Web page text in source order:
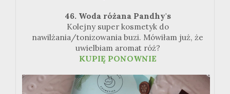
46. Woda różana Pandhy's
Kolejny super kosmetyk do
nawilżania/tonizowania buzi. Mówiłam już, że
uwielbiam aromat róż?
KUPIĘ PONOWNIE